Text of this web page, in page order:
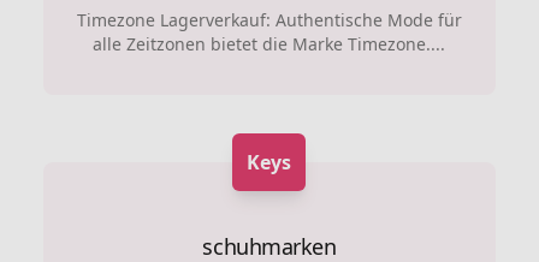
Timezone Lagerverkauf: Authentische Mode für
alle Zeitzonen bietet die Marke Timezone....
Keys
schuhmarken